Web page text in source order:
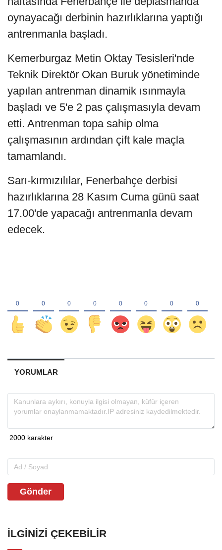
oynayacağı derbinin hazırlıklarına yaptığı
antrenmanla başladı.
Kemerburgaz Metin Oktay Tesisleri'nde
Teknik Direktör Okan Buruk yönetiminde
yapılan antrenman dinamik ısınmayla
başladı ve 5'e 2 pas çalışmasıyla devam
etti. Antrenman topa sahip olma
çalışmasının ardından çift kale maçla
tamamlandı.
Sarı-kırmızılılar, Fenerbahçe derbisi
hazırlıklarına 28 Kasım Cuma günü saat
17.00'de yapacağı antrenmanla devam
edecek.
YORUMLAR
Gönder
İLGINIZI ÇEKEBILIR